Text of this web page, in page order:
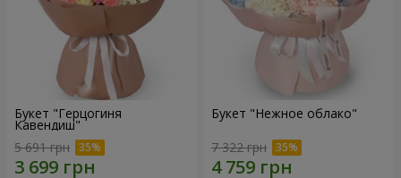
Букет "Герцогиня
Кавендиш"
5 691 грн
Букет "Нежное облако"
7 322 грн